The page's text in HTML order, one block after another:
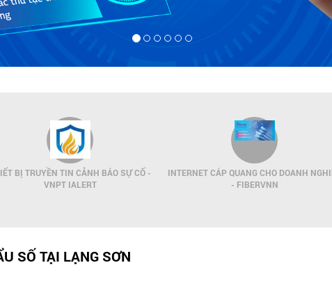
BỊ TRUYỀN TIN CẢNH BÁO SỰ CỐ -
VNPT IALERT
INTERNET CÁP QUANG CHO DOANH
- FIBERVNN
SỐ TẠI LẠNG SƠN